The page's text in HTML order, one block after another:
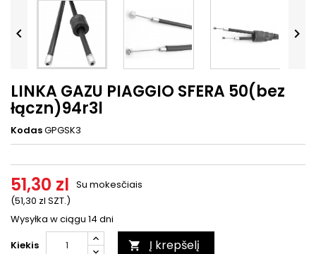
 
 
LINKA GAZU PIAGGIO SFERA 50(bez
łączn)94r3l
KodasGPGSK3
51,30 zl
(51,30 zl SZT.)
Su mokesčiais
Wysyłka w ciągu 14 dni
Kiekis
 Į krepšelį